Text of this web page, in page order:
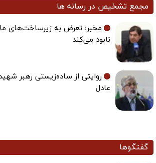
مجمع تشخیص در رسانه ها
مخبر: تعرض به زیرساخت‌های ما
نابود می‌کند
روایتی از ساده‌زیستی رهبر
عادل
گفتگوها